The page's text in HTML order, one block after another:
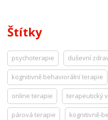
Štítky
psychoterapie duševní
kognitivně behaviorální terapie
online terapie terapeutický
párová terapie kognitivně-